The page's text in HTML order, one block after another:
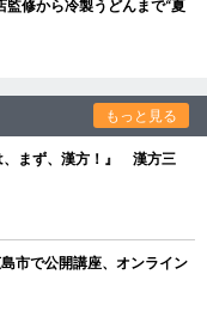
修から冷製うどんまで“夏
もっと見る
、まず、漢方！』 漢方三
市で公開講座、オンライン